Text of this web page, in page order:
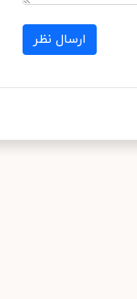
ارسال نظر